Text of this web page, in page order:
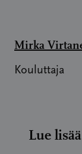
Mirka
Kouluttaja
Lue lisää